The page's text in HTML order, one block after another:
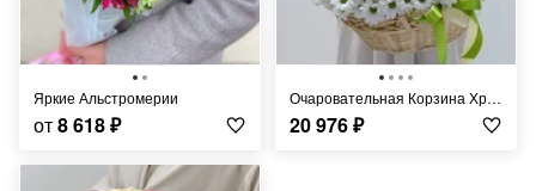
Яркие Альстромерии
от8 618₽
Очаровательная Корзина Хризантем
20 976₽